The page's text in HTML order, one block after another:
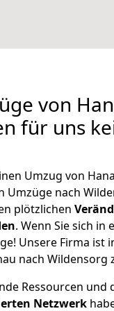
von
für uns
Umzug von
Umzüge nach
plötzlichen
. Wenn Sie sich in
Unsere Firma ist
nach Wildensorg
Ressourcen und
Netzwerk